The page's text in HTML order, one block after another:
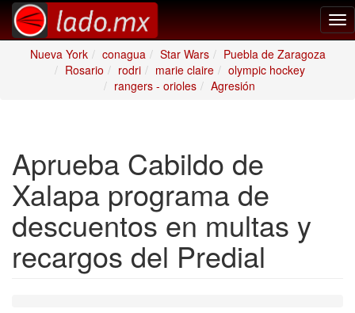
Nueva York
conagua Star Wars
Puebla de Zaragoza
Rosario
rodri marie claire
olympic hockey
rangers - orioles
Agresión
Aprueba Cabildo de
Xalapa programa de
descuentos en multas y
recargos del Predial